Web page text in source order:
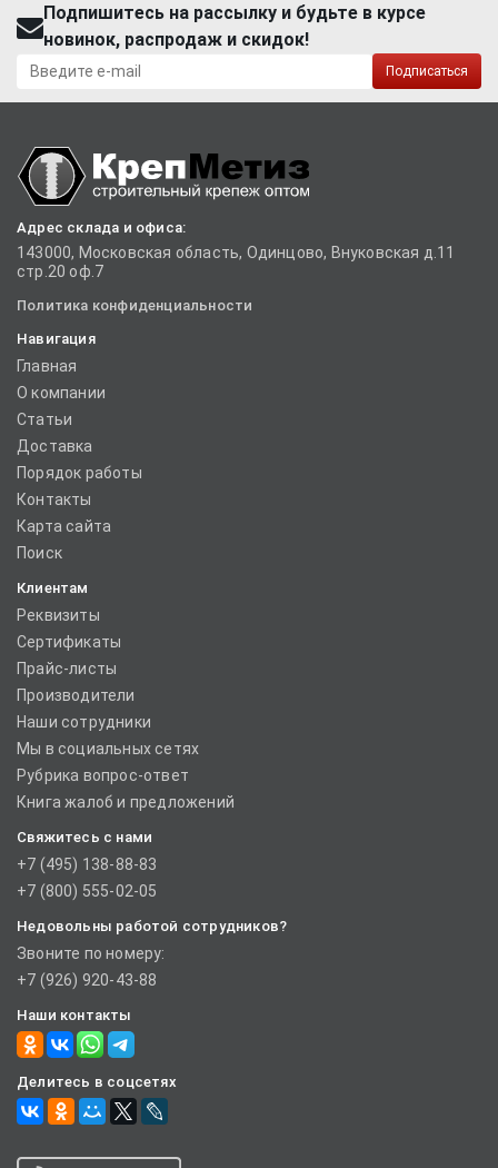
Подпишитесь на рассылку и будьте в курсе
новинок, распродаж и скидок!
Подписаться
Адрес склада и офиса:
143000, Московская область, Одинцово, Внуковская д.11
стр.20 оф.7
Политика конфиденциальности
Навигация
Главная
О компании
Статьи
Доставка
Порядок работы
Контакты
Карта сайта
Поиск
Клиентам
Реквизиты
Сертификаты
Прайс-листы
Производители
Наши сотрудники
Мы в социальных сетях
Рубрика вопрос-ответ
Книга жалоб и предложений
Свяжитесь с нами
+7 (495) 138-88-83
+7 (800) 555-02-05
Недовольны работой сотрудников?
Звоните по номеру:
+7 (926) 920-43-88
Наши контакты
Делитесь в соцсетях